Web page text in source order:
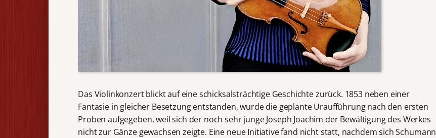
Das Violinkonzert blickt auf eine schicksalsträchtige Geschichte zurück. 1853 neben einer
Fantasie in gleicher Besetzung entstanden, wurde die geplante Uraufführung nach den ersten
Proben aufgegeben, weil sich der noch sehr junge Joseph Joachim der Bewältigung des Werkes
nicht zur Gänze gewachsen zeigte. Eine neue Initiative fand nicht statt, nachdem sich Schumann